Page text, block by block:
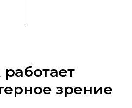
работает
зрение